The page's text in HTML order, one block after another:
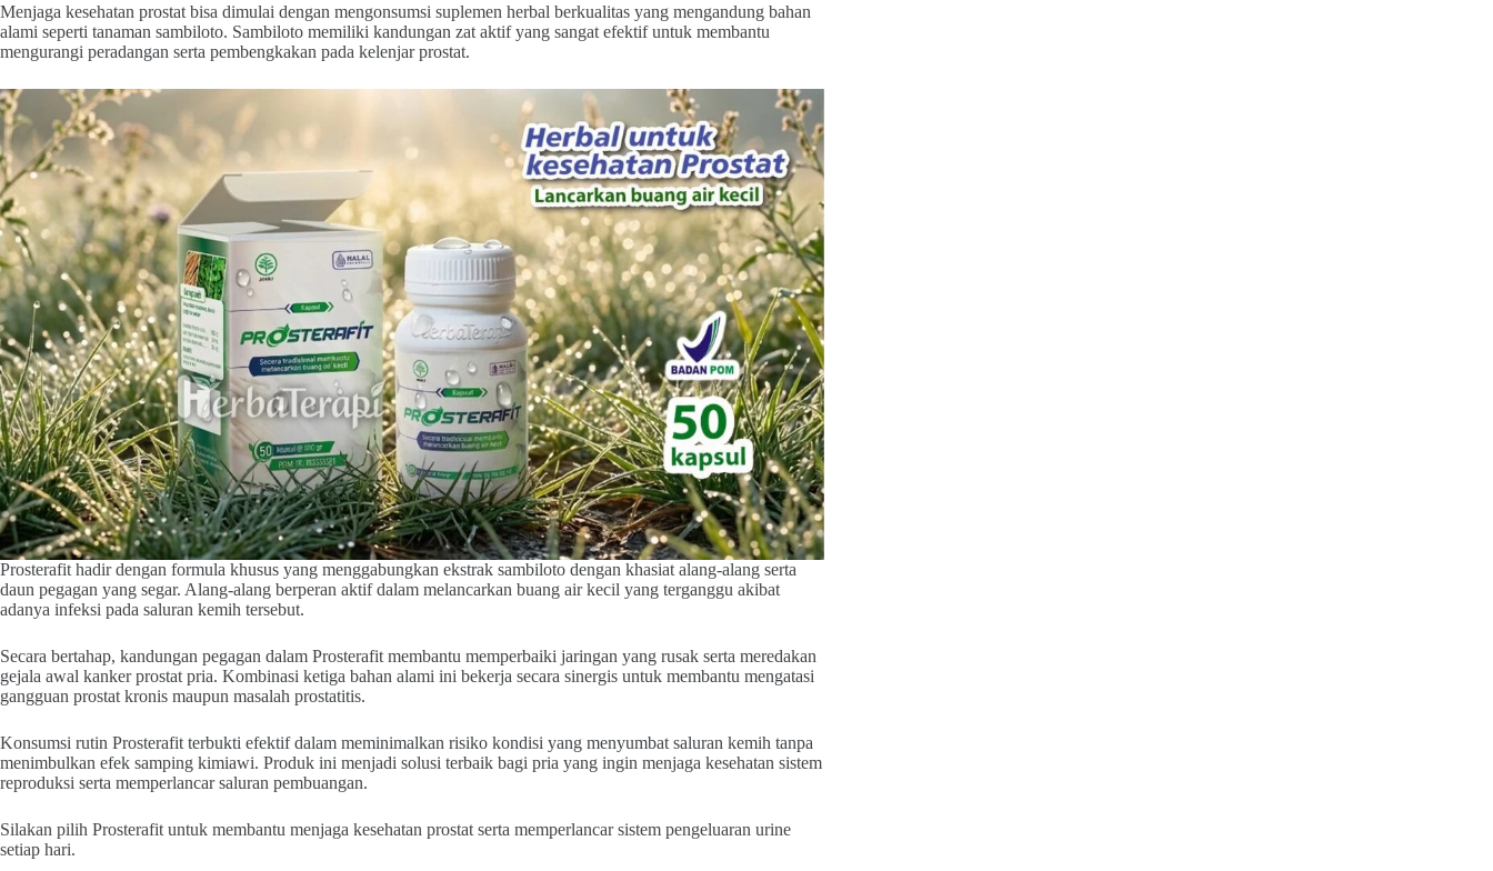
Menjaga kesehatan prostat bisa dimulai dengan mengonsumsi suplemen herbal berkualitas yang mengandung bahan
alami seperti tanaman sambiloto. Sambiloto memiliki kandungan zat aktif yang sangat efektif untuk membantu
mengurangi peradangan serta pembengkakan pada kelenjar prostat.
Prosterafit hadir dengan formula khusus yang menggabungkan ekstrak sambiloto dengan khasiat alang-alang serta
daun pegagan yang segar. Alang-alang berperan aktif dalam melancarkan buang air kecil yang terganggu akibat
adanya infeksi pada saluran kemih tersebut.
Secara bertahap, kandungan pegagan dalam Prosterafit membantu memperbaiki jaringan yang rusak serta meredakan
gejala awal kanker prostat pria. Kombinasi ketiga bahan alami ini bekerja secara sinergis untuk membantu mengatasi
gangguan prostat kronis maupun masalah prostatitis.
Konsumsi rutin Prosterafit terbukti efektif dalam meminimalkan risiko kondisi yang menyumbat saluran kemih tanpa
menimbulkan efek samping kimiawi. Produk ini menjadi solusi terbaik bagi pria yang ingin menjaga kesehatan sistem
reproduksi serta memperlancar saluran pembuangan.
Silakan pilih Prosterafit untuk membantu menjaga kesehatan prostat serta memperlancar sistem pengeluaran urine
setiap hari.